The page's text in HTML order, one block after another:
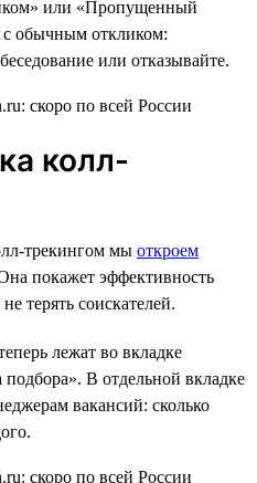
или «Пропущенный
с обычным откликом:
или отказывайте.
колл-
трекингом мы откроем
покажет эффективность
терять соискателей.
лежат во вкладке
В отдельной вкладке
вакансий: сколько